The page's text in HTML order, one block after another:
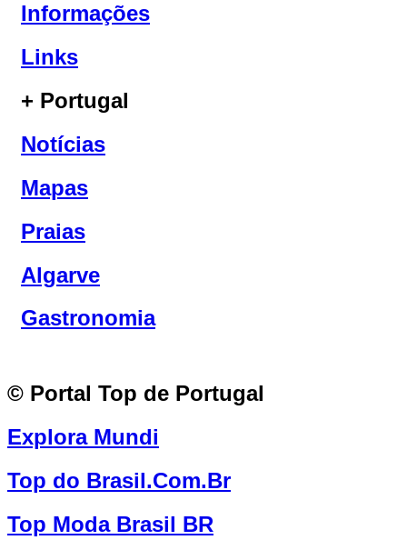
Informações
Links
+ Portugal
Notícias
Mapas
Praias
Algarve
Gastronomia
© Portal Top de Portugal
Explora Mundi
Top do Brasil.Com.Br
Top Moda Brasil BR